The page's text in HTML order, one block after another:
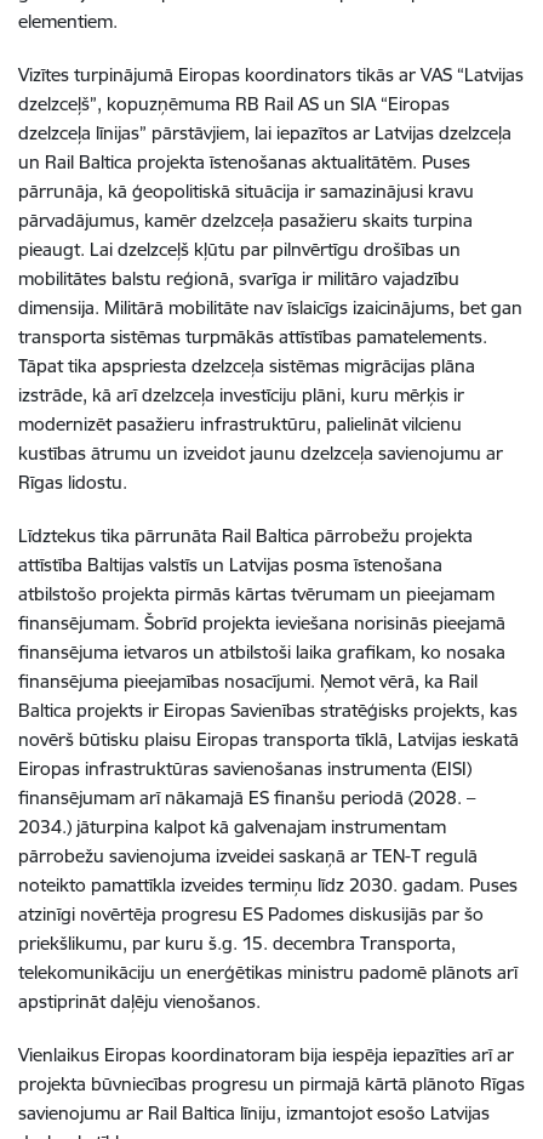
elementiem.
Vizītes turpinājumā Eiropas koordinators tikās ar VAS “Latvijas
dzelzceļš”, kopuzņēmuma RB Rail AS un SIA “Eiropas
dzelzceļa līnijas” pārstāvjiem, lai iepazītos ar Latvijas dzelzceļa
un Rail Baltica projekta īstenošanas aktualitātēm. Puses
pārrunāja, kā ģeopolitiskā situācija ir samazinājusi kravu
pārvadājumus, kamēr dzelzceļa pasažieru skaits turpina
pieaugt. Lai dzelzceļš kļūtu par pilnvērtīgu drošības un
mobilitātes balstu reģionā, svarīga ir militāro vajadzību
dimensija. Militārā mobilitāte nav īslaicīgs izaicinājums, bet gan
transporta sistēmas turpmākās attīstības pamatelements.
Tāpat tika apspriesta dzelzceļa sistēmas migrācijas plāna
izstrāde, kā arī dzelzceļa investīciju plāni, kuru mērķis ir
modernizēt pasažieru infrastruktūru, palielināt vilcienu
kustības ātrumu un izveidot jaunu dzelzceļa savienojumu ar
Rīgas lidostu.
Līdztekus tika pārrunāta Rail Baltica pārrobežu projekta
attīstība Baltijas valstīs un Latvijas posma īstenošana
atbilstošo projekta pirmās kārtas tvērumam un pieejamam
finansējumam. Šobrīd projekta ieviešana norisinās pieejamā
finansējuma ietvaros un atbilstoši laika grafikam, ko nosaka
finansējuma pieejamības nosacījumi. Ņemot vērā, ka Rail
Baltica projekts ir Eiropas Savienības stratēģisks projekts, kas
novērš būtisku plaisu Eiropas transporta tīklā, Latvijas ieskatā
Eiropas infrastruktūras savienošanas instrumenta (EISI)
finansējumam arī nākamajā ES finanšu periodā (2028. –
2034.) jāturpina kalpot kā galvenajam instrumentam
pārrobežu savienojuma izveidei saskaņā ar TEN-T regulā
noteikto pamattīkla izveides termiņu līdz 2030. gadam. Puses
atzinīgi novērtēja progresu ES Padomes diskusijās par šo
priekšlikumu, par kuru š.g. 15. decembra Transporta,
telekomunikāciju un enerģētikas ministru padomē plānots arī
apstiprināt daļēju vienošanos.
Vienlaikus Eiropas koordinatoram bija iespēja iepazīties arī ar
projekta būvniecības progresu un pirmajā kārtā plānoto Rīgas
savienojumu ar Rail Baltica līniju, izmantojot esošo Latvijas